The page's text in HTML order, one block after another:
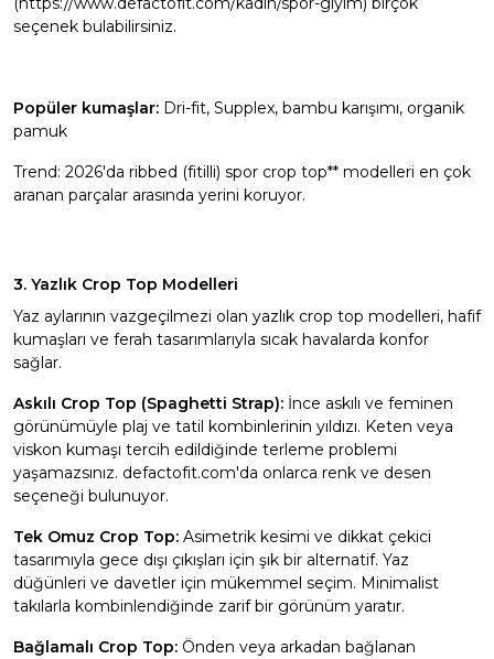
seçenek bulabilirsiniz.
Popüler kumaşlar: Dri-fit, Supplex, bambu karışımı, organik
pamuk
Trend: 2026'da ribbed (fitilli) spor crop top** modelleri en çok
aranan parçalar arasında yerini koruyor.
3. Yazlık Crop Top Modelleri
Yaz aylarının vazgeçilmezi olan yazlık crop top modelleri, hafif
kumaşları ve ferah tasarımlarıyla sıcak havalarda konfor
sağlar.
Askılı Crop Top (Spaghetti Strap): İnce askılı ve feminen
görünümüyle plaj ve tatil kombinlerinin yıldızı. Keten veya
viskon kumaşı tercih edildiğinde terleme problemi
yaşamazsınız. defactofit.com'da onlarca renk ve desen
seçeneği bulunuyor.
Tek Omuz Crop Top: Asimetrik kesimi ve dikkat çekici
tasarımıyla gece dışı çıkışları için şık bir alternatif. Yaz
düğünleri ve davetler için mükemmel seçim. Minimalist
takılarla kombinlendiğinde zarif bir görünüm yaratır.
Bağlamalı Crop Top: Önden veya arkadan bağlanan